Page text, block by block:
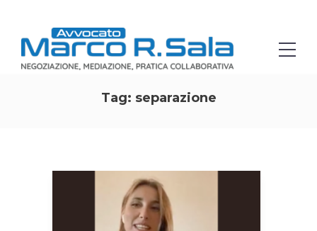
Tag: separazione